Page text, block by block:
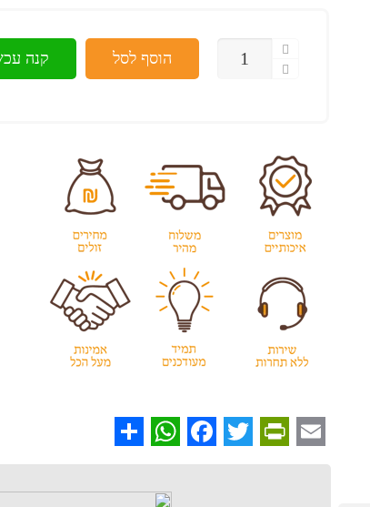
כמות
הוסף לסל קנה
Email
PrintFriendly
Twitter
Facebook
WhatsApp
Share